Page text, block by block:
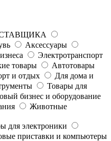
Аксессуары
Электротранспорт
товары
Автотовары
и отдых
Для дома и
Товары для
бизнес и оборудование
Животные
для электроники
приставки и компьютеры